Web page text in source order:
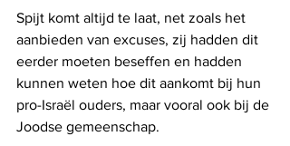
Spijt komt altijd te laat, net zoals het
aanbieden van excuses, zij hadden dit
eerder moeten beseffen en hadden
kunnen weten hoe dit aankomt bij hun
pro-Israël ouders, maar vooral ook bij de
Joodse gemeenschap.